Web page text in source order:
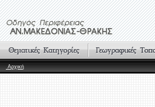
Αρχική